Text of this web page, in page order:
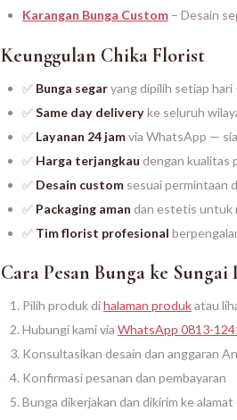
Karangan Bunga Custom – Desain
Keunggulan Chika Florist
✅ Bunga segaryang dipilih setiap
✅Same day deliveryke seluruh
✅ Layanan 24 jamvia WhatsApp —
✅ Harga terjangkau dengan kualitas
✅ Desain custom sesuai permintaan
✅ Packaging aman dan estetis untuk
✅ Tim florist profesional
Cara Pesan Bunga ke Sungai
Pilih produk dihalaman produkatau
Hubungi kami via WhatsApp 0813-
Konsultasikan desain dan anggaran
Konfirmasi pesanan dan pembayaran
Bunga dikerjakan dan dikirim ke